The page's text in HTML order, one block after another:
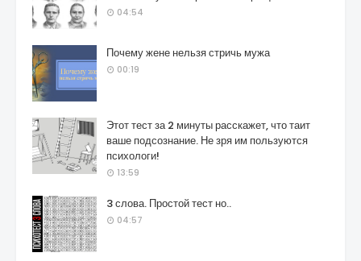
04:54
Почему жене нельзя стричь мужа
00:19
Этот тест за 2 минуты расскажет, что таит
ваше подсознание. Не зря им пользуются
психологи!
13:59
3 слова. Простой тест но..
04:57